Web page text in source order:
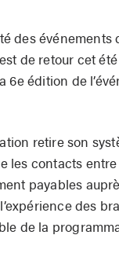
des événements
est de retour cet
édition de
retire son
les contacts
payables
des
de la